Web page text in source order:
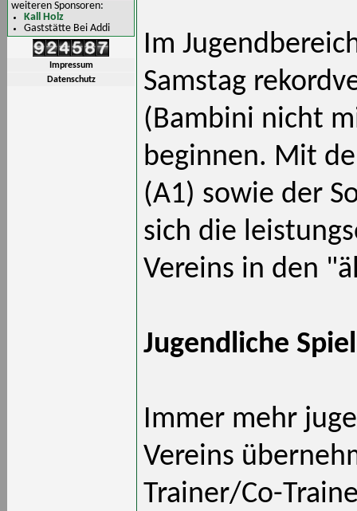
weiteren Sponsoren:
Kall Holz
Gaststätte Bei Addi
Impressum
Datenschutz
Im
Samstag
(Bambini nicht
beginnen. Mit
(A1) sowie der
sich die
Vereins in den
Jugendliche
Immer mehr
Vereins
Trainer/Co-